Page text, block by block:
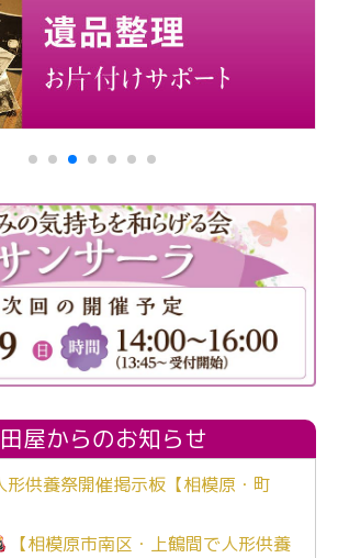
屋からのお知らせ
形供養祭開催掲示板【相模原・町
【相模原市南区・上鶴間で人形供養